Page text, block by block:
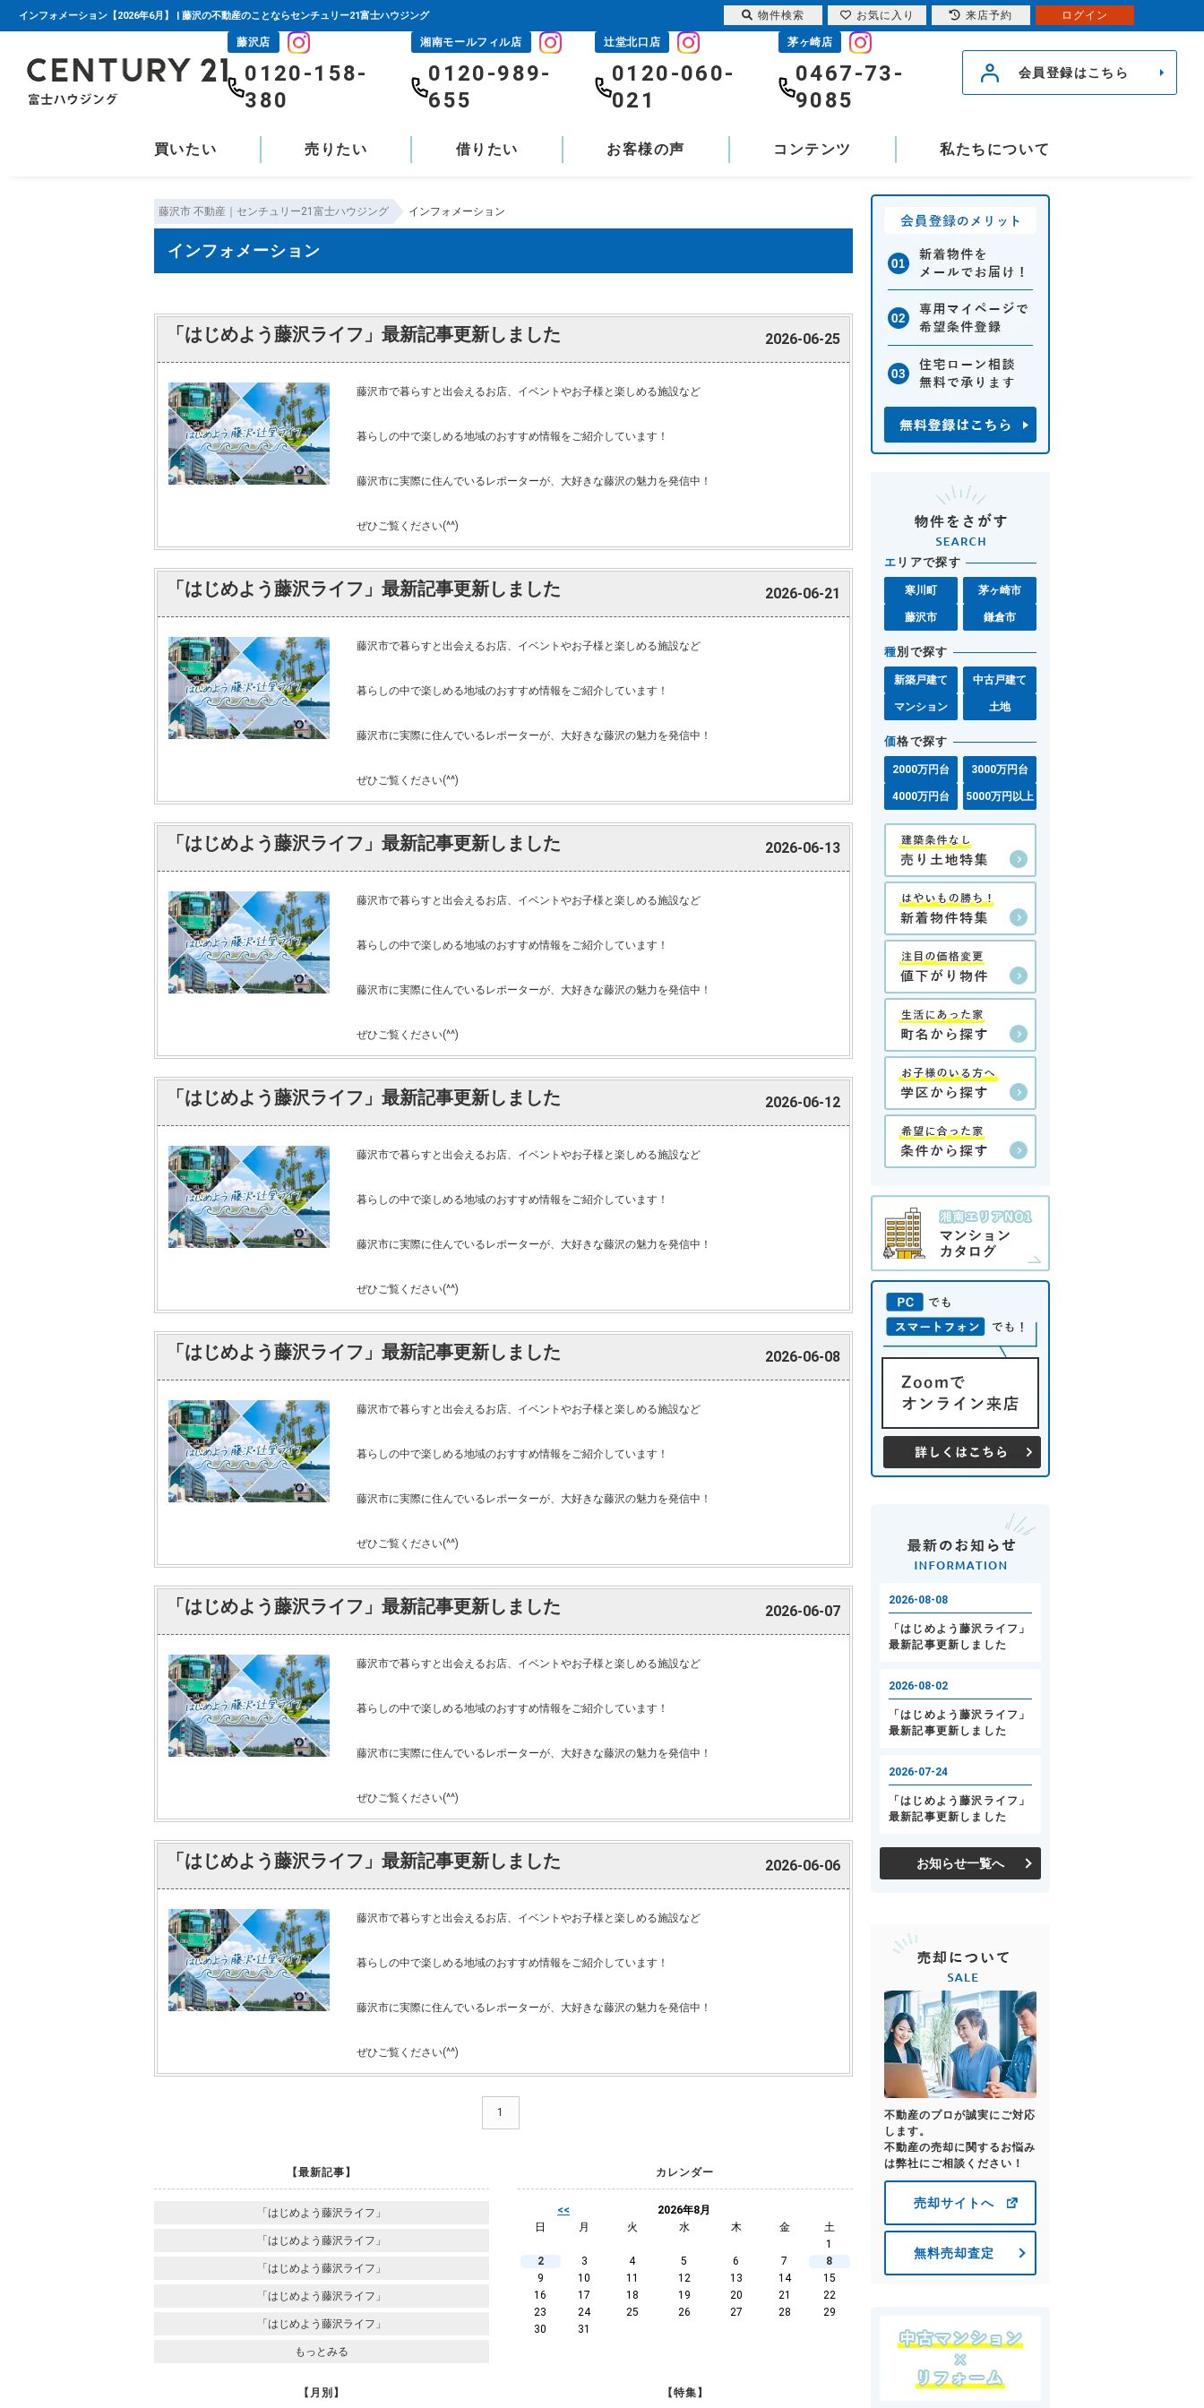
インフォメーション【2026年6月】 | 藤沢の不動産のことならセンチュリー21富士ハウジング
藤沢店
0120-158-
380
湘南モールフィル店
0120-989-
655
辻堂北口店
0120-060-
021
茅ヶ崎店
0467-73-
9085
会員登録はこちら
買いたい 売りたい 借りたい お客様の声 コンテンツ 私たちについて
藤沢市 不動産｜センチュリー21富士ハウジング インフォメーション
インフォメーション
「はじめよう藤沢ライフ」最新記事更新しました 2026-06-25
藤沢市で暮らすと出会えるお店、イベントやお子様と楽しめる施設など
暮らしの中で楽しめる地域のおすすめ情報をご紹介しています！
藤沢市に実際に住んでいるレポーターが、大好きな藤沢の魅力を発信中！
ぜひご覧ください(^^)
「はじめよう藤沢ライフ」最新記事更新しました 2026-06-21
藤沢市で暮らすと出会えるお店、イベントやお子様と楽しめる施設など
暮らしの中で楽しめる地域のおすすめ情報をご紹介しています！
藤沢市に実際に住んでいるレポーターが、大好きな藤沢の魅力を発信中！
ぜひご覧ください(^^)
「はじめよう藤沢ライフ」最新記事更新しました 2026-06-13
藤沢市で暮らすと出会えるお店、イベントやお子様と楽しめる施設など
暮らしの中で楽しめる地域のおすすめ情報をご紹介しています！
藤沢市に実際に住んでいるレポーターが、大好きな藤沢の魅力を発信中！
ぜひご覧ください(^^)
「はじめよう藤沢ライフ」最新記事更新しました 2026-06-12
藤沢市で暮らすと出会えるお店、イベントやお子様と楽しめる施設など
暮らしの中で楽しめる地域のおすすめ情報をご紹介しています！
藤沢市に実際に住んでいるレポーターが、大好きな藤沢の魅力を発信中！
ぜひご覧ください(^^)
「はじめよう藤沢ライフ」最新記事更新しました 2026-06-08
藤沢市で暮らすと出会えるお店、イベントやお子様と楽しめる施設など
暮らしの中で楽しめる地域のおすすめ情報をご紹介しています！
藤沢市に実際に住んでいるレポーターが、大好きな藤沢の魅力を発信中！
ぜひご覧ください(^^)
「はじめよう藤沢ライフ」最新記事更新しました 2026-06-07
藤沢市で暮らすと出会えるお店、イベントやお子様と楽しめる施設など
暮らしの中で楽しめる地域のおすすめ情報をご紹介しています！
藤沢市に実際に住んでいるレポーターが、大好きな藤沢の魅力を発信中！
ぜひご覧ください(^^)
「はじめよう藤沢ライフ」最新記事更新しました 2026-06-06
藤沢市で暮らすと出会えるお店、イベントやお子様と楽しめる施設など
暮らしの中で楽しめる地域のおすすめ情報をご紹介しています！
藤沢市に実際に住んでいるレポーターが、大好きな藤沢の魅力を発信中！
ぜひご覧ください(^^)
1
【最新記事】
「はじめよう藤沢ライフ」
「はじめよう藤沢ライフ」
「はじめよう藤沢ライフ」
「はじめよう藤沢ライフ」
「はじめよう藤沢ライフ」
もっとみる
カレンダー
<<
2026年8月
日
月 火 水 木 金
土
1
2
3 4 5 6 7
8
9
10 11 12 13 14
15
16
17 18 19 20 21
22
23
24 25 26 27 28
29
30
31
【月別】 【特集】
エ リアで探す
寒川町 茅ヶ崎市
藤沢市 鎌倉市
種別で探す
新築戸建て 中古戸建て
マンション 土地
価格で探す
2000万円台 3000万円台
4000万円台 5000万円以上
お知らせ一覧へ
不動産のプロが誠実にご対応
します。
不動産の売却に関するお悩み
は弊社にご相談ください！
売却サイトへ
無料売却査定
物件検索 お気に入り 来店予約 ログイン